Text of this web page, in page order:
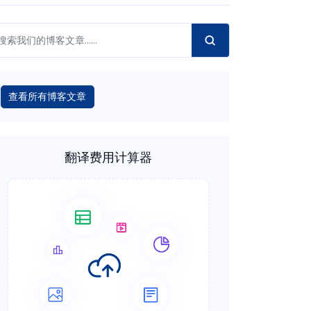
查看所有博客文章
翻译费用计算器